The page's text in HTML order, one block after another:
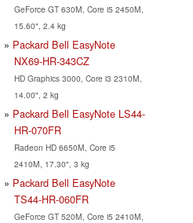
GeForce GT 630M, Core i5 2450M,
15.60", 2.4 kg
Packard Bell EasyNote
NX69-HR-343CZ
HD Graphics 3000, Core i3 2310M,
14.00", 2 kg
Packard Bell EasyNote LS44-
HR-070FR
Radeon HD 6650M, Core i5
2410M, 17.30", 3 kg
Packard Bell EasyNote
TS44-HR-060FR
GeForce GT 520M, Core i5 2410M,